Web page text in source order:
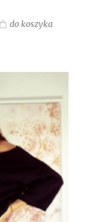
do koszyka